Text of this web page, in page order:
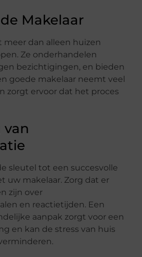
Makelaar
meer dan alleen huizen
Ze onderhandelen
bezichtigingen, en bieden
goede makelaar neemt veel
zorgt ervoor dat het proces
van
sleutel tot een succesvolle
uw makelaar. Zorg dat er
zijn over
en reactietijden. Een
aanpak zorgt voor een
en kan de stress van huis